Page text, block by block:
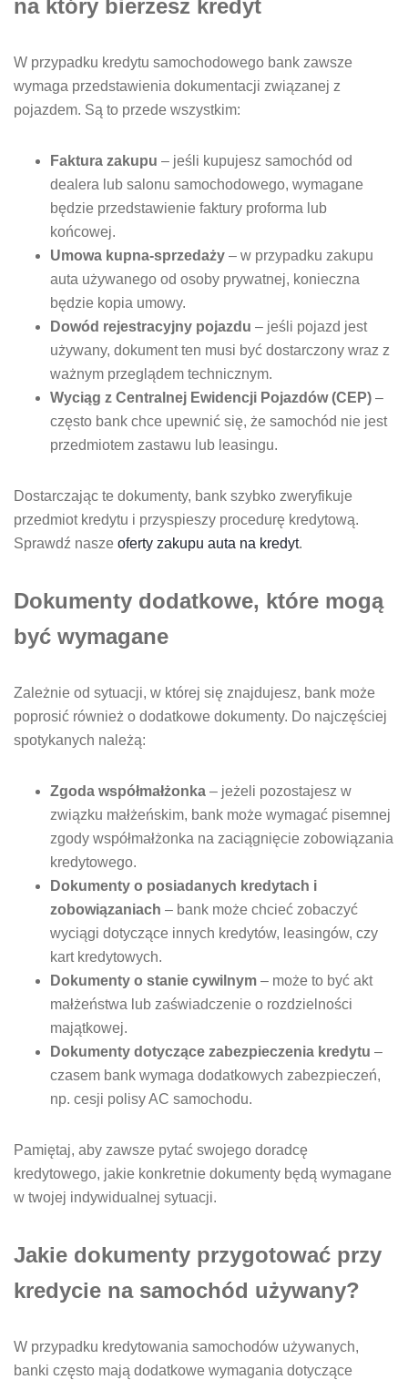
na który bierzesz kredyt
W przypadku kredytu samochodowego bank zawsze
wymaga przedstawienia dokumentacji związanej z
pojazdem. Są to przede wszystkim:
Faktura zakupu – jeśli kupujesz samochód od
dealera lub salonu samochodowego, wymagane
będzie przedstawienie faktury proforma lub
końcowej.
Umowa kupna-sprzedaży – w przypadku zakupu
auta używanego od osoby prywatnej, konieczna
będzie kopia umowy.
Dowód rejestracyjny pojazdu – jeśli pojazd jest
używany, dokument ten musi być dostarczony wraz z
ważnym przeglądem technicznym.
Wyciąg z Centralnej Ewidencji Pojazdów (CEP) –
często bank chce upewnić się, że samochód nie jest
przedmiotem zastawu lub leasingu.
Dostarczając te dokumenty, bank szybko zweryfikuje
przedmiot kredytu i przyspieszy procedurę kredytową.
Sprawdź nasze oferty zakupu auta na kredyt.
Dokumenty dodatkowe, które mogą
być wymagane
Zależnie od sytuacji, w której się znajdujesz, bank może
poprosić również o dodatkowe dokumenty. Do najczęściej
spotykanych należą:
Zgoda współmałżonka – jeżeli pozostajesz w
związku małżeńskim, bank może wymagać pisemnej
zgody współmałżonka na zaciągnięcie zobowiązania
kredytowego.
Dokumenty o posiadanych kredytach i
zobowiązaniach – bank może chcieć zobaczyć
wyciągi dotyczące innych kredytów, leasingów, czy
kart kredytowych.
Dokumenty o stanie cywilnym – może to być akt
małżeństwa lub zaświadczenie o rozdzielności
majątkowej.
Dokumenty dotyczące zabezpieczenia kredytu –
czasem bank wymaga dodatkowych zabezpieczeń,
np. cesji polisy AC samochodu.
Pamiętaj, aby zawsze pytać swojego doradcę
kredytowego, jakie konkretnie dokumenty będą wymagane
w twojej indywidualnej sytuacji.
Jakie dokumenty przygotować przy
kredycie na samochód używany?
W przypadku kredytowania samochodów używanych,
banki często mają dodatkowe wymagania dotyczące